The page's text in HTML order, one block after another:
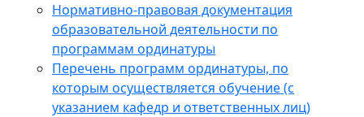
Нормативно-правовая документация
образовательной деятельности по
программам ординатуры
Перечень программ ординатуры, по
которым осуществляется обучение (с
указанием кафедр и ответственных лиц)